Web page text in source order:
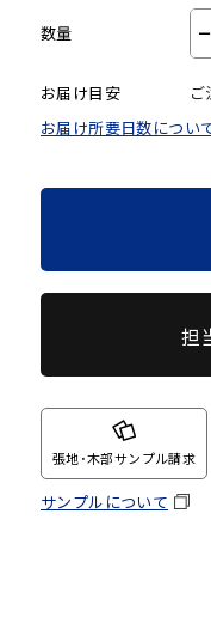
数量 －
お届け目安
お届け所要日数につい
担
張地･木部サンプル請求
サンプルについて